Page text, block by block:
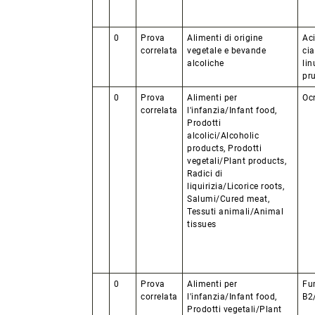
0
Prova
correlata
Alimenti di origine
vegetale e bevande
alcoliche
0
Prova
correlata
Alimenti per
l'infanzia/Infant food,
Prodotti
alcolici/Alcoholic
products, Prodotti
vegetali/Plant products,
Radici di
liquirizia/Licorice roots,
Salumi/Cured meat,
Tessuti animali/Animal
tissues
0
Prova
correlata
Alimenti per
l'infanzia/Infant food,
Prodotti vegetali/Plant